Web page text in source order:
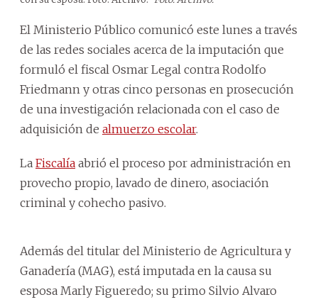
El Ministerio Público comunicó este lunes a través
de las redes sociales acerca de la imputación que
formuló el fiscal Osmar Legal contra Rodolfo
Friedmann y otras cinco personas en prosecución
de una investigación relacionada con el caso de
adquisición de almuerzo escolar.
La Fiscalía abrió el proceso por administración en
provecho propio, lavado de dinero, asociación
criminal y cohecho pasivo.
Además del titular del Ministerio de Agricultura y
Ganadería (MAG), está imputada en la causa su
esposa Marly Figueredo; su primo Silvio Alvaro